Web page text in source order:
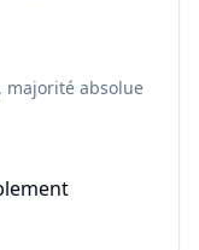
majorité absolue